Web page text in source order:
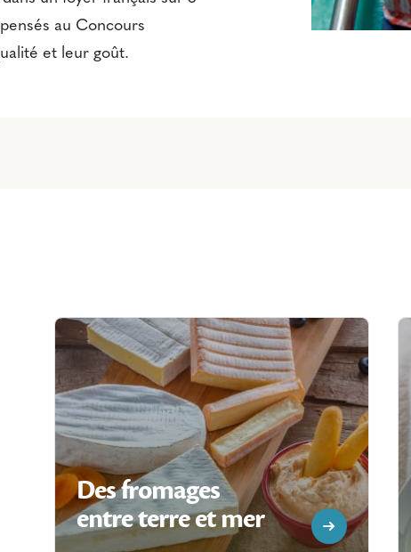
au Concours
et leur goût.
Des fromages
entre terre et mer